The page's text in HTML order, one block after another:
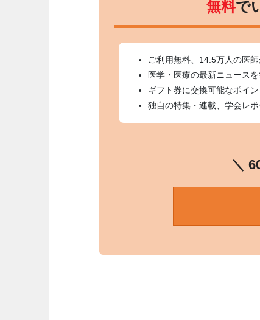
無料で
ご利用無料、14.5万人の医師
医学・医療の最新ニュース
ギフト券に交換可能なポイ
独自の特集・連載、学会レ
＼